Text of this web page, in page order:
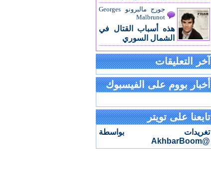
جورج مالبرونو Georges
Malbrunot
هذه أسباب القتال في
الشمال السوري
آخر التعليقات
أخبار بووم على الفيسبوك
تابعنا على تويتر
تغريدات بواسطة
@AkhbarBoom